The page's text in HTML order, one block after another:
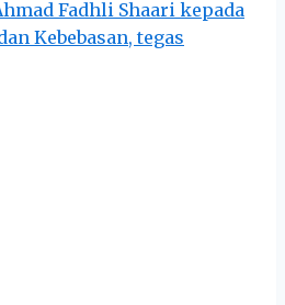
Fadhli Shaari kepada
Kebebasan, tegas